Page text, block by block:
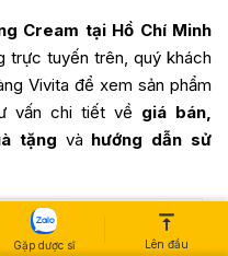
Cream tại Hồ Chí Minh
trực tuyến trên, quý khách
Vivita để xem sản phẩm
vấn chi tiết về giá bán,
tặng và hướng dẫn sử
Gặp dược sĩ Lên đầu